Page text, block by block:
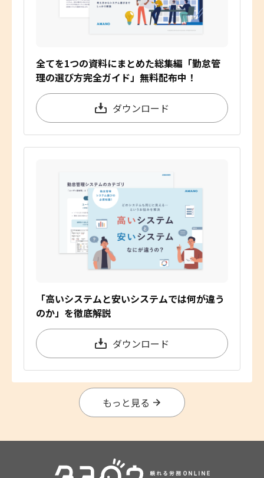
全てを1つの資料にまとめた総集編「勤怠管
理の選び方完全ガイド」無料配布中！
ダウンロード
「高いシステムと安いシステムでは何が違う
のか」を徹底解説
ダウンロード
もっと見る